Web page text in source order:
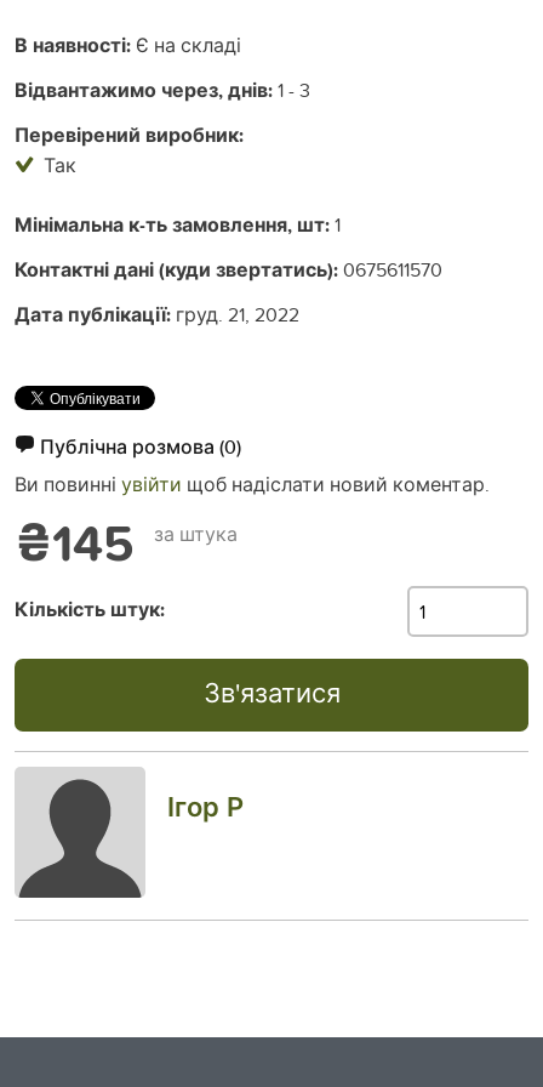
В наявності: Є на складі
Відвантажимо через, днів:1 - 3
Перевірений виробник:
Так
Мінімальна к-ть замовлення, шт:1
Контактні дані (куди звертатись):0675611570
Дата публікації: груд. 21, 2022
Публічна розмова (0)
Ви повинні увійти щоб надіслати новий коментар.
₴145 за штука
Кількість штук:
Зв'язатися
Ігор Р